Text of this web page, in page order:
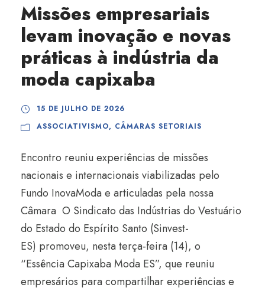
Missões empresariais
levam inovação e novas
práticas à indústria da
moda capixaba
15 DE JULHO DE 2026
ASSOCIATIVISMO, CÂMARAS SETORIAIS
Encontro reuniu experiências de missões
nacionais e internacionais viabilizadas pelo
Fundo InovaModa e articuladas pela nossa
Câmara O Sindicato das Indústrias do Vestuário
do Estado do Espírito Santo (Sinvest-
ES) promoveu, nesta terça-feira (14), o
“Essência Capixaba Moda ES”, que reuniu
empresários para compartilhar experiências e